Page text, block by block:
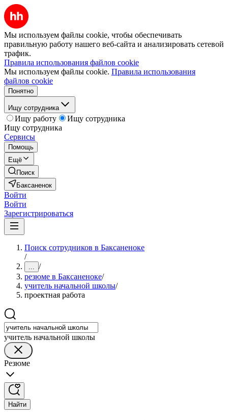
Мы используем файлы cookie, чтобы обеспечивать
правильную работу нашего веб-сайта и анализировать сетевой
трафик.
Правила использования файлов cookie
Мы используем файлы cookie. Правила использования
файлов cookie
Понятно
Ищу сотрудника
Ищу работу
Ищу сотрудника
Ищу сотрудника
Сервисы
Помощь
Ещё
Поиск
Баксаненок
Войти
Войти
Зарегистрироваться
Поиск сотрудников в Баксаненоке
/
... /
резюме в Баксаненоке/
учитель начальной школы/
проектная работа
учитель начальной школы
Резюме
Найти